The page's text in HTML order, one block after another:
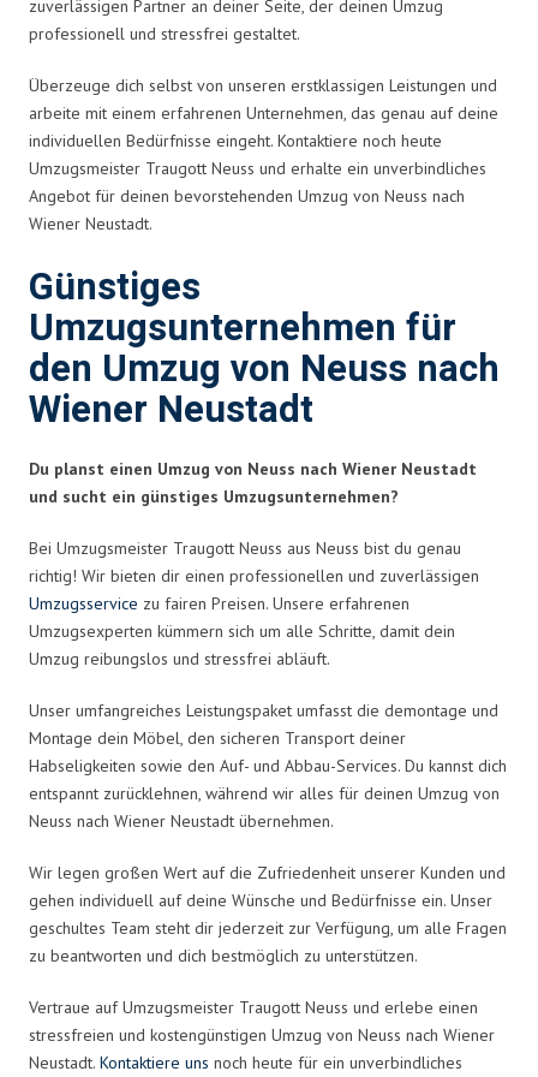
zuverlässigen Partner an deiner Seite, der deinen Umzug
professionell und stressfrei gestaltet.
Überzeuge dich selbst von unseren erstklassigen Leistungen und
arbeite mit einem erfahrenen Unternehmen, das genau auf deine
individuellen Bedürfnisse eingeht. Kontaktiere noch heute
Umzugsmeister Traugott Neuss und erhalte ein unverbindliches
Angebot für deinen bevorstehenden Umzug von Neuss nach
Wiener Neustadt.
Günstiges
Umzugsunternehmen für
den Umzug von Neuss nach
Wiener Neustadt
Du planst einen Umzug von Neuss nach Wiener Neustadt
und sucht ein günstiges Umzugsunternehmen?
Bei Umzugsmeister Traugott Neuss aus Neuss bist du genau
richtig! Wir bieten dir einen professionellen und zuverlässigen
Umzugsservice zu fairen Preisen. Unsere erfahrenen
Umzugsexperten kümmern sich um alle Schritte, damit dein
Umzug reibungslos und stressfrei abläuft.
Unser umfangreiches Leistungspaket umfasst die demontage und
Montage dein Möbel, den sicheren Transport deiner
Habseligkeiten sowie den Auf- und Abbau-Services. Du kannst dich
entspannt zurücklehnen, während wir alles für deinen Umzug von
Neuss nach Wiener Neustadt übernehmen.
Wir legen großen Wert auf die Zufriedenheit unserer Kunden und
gehen individuell auf deine Wünsche und Bedürfnisse ein. Unser
geschultes Team steht dir jederzeit zur Verfügung, um alle Fragen
zu beantworten und dich bestmöglich zu unterstützen.
Vertraue auf Umzugsmeister Traugott Neuss und erlebe einen
stressfreien und kostengünstigen Umzug von Neuss nach Wiener
Neustadt. Kontaktiere uns noch heute für ein unverbindliches